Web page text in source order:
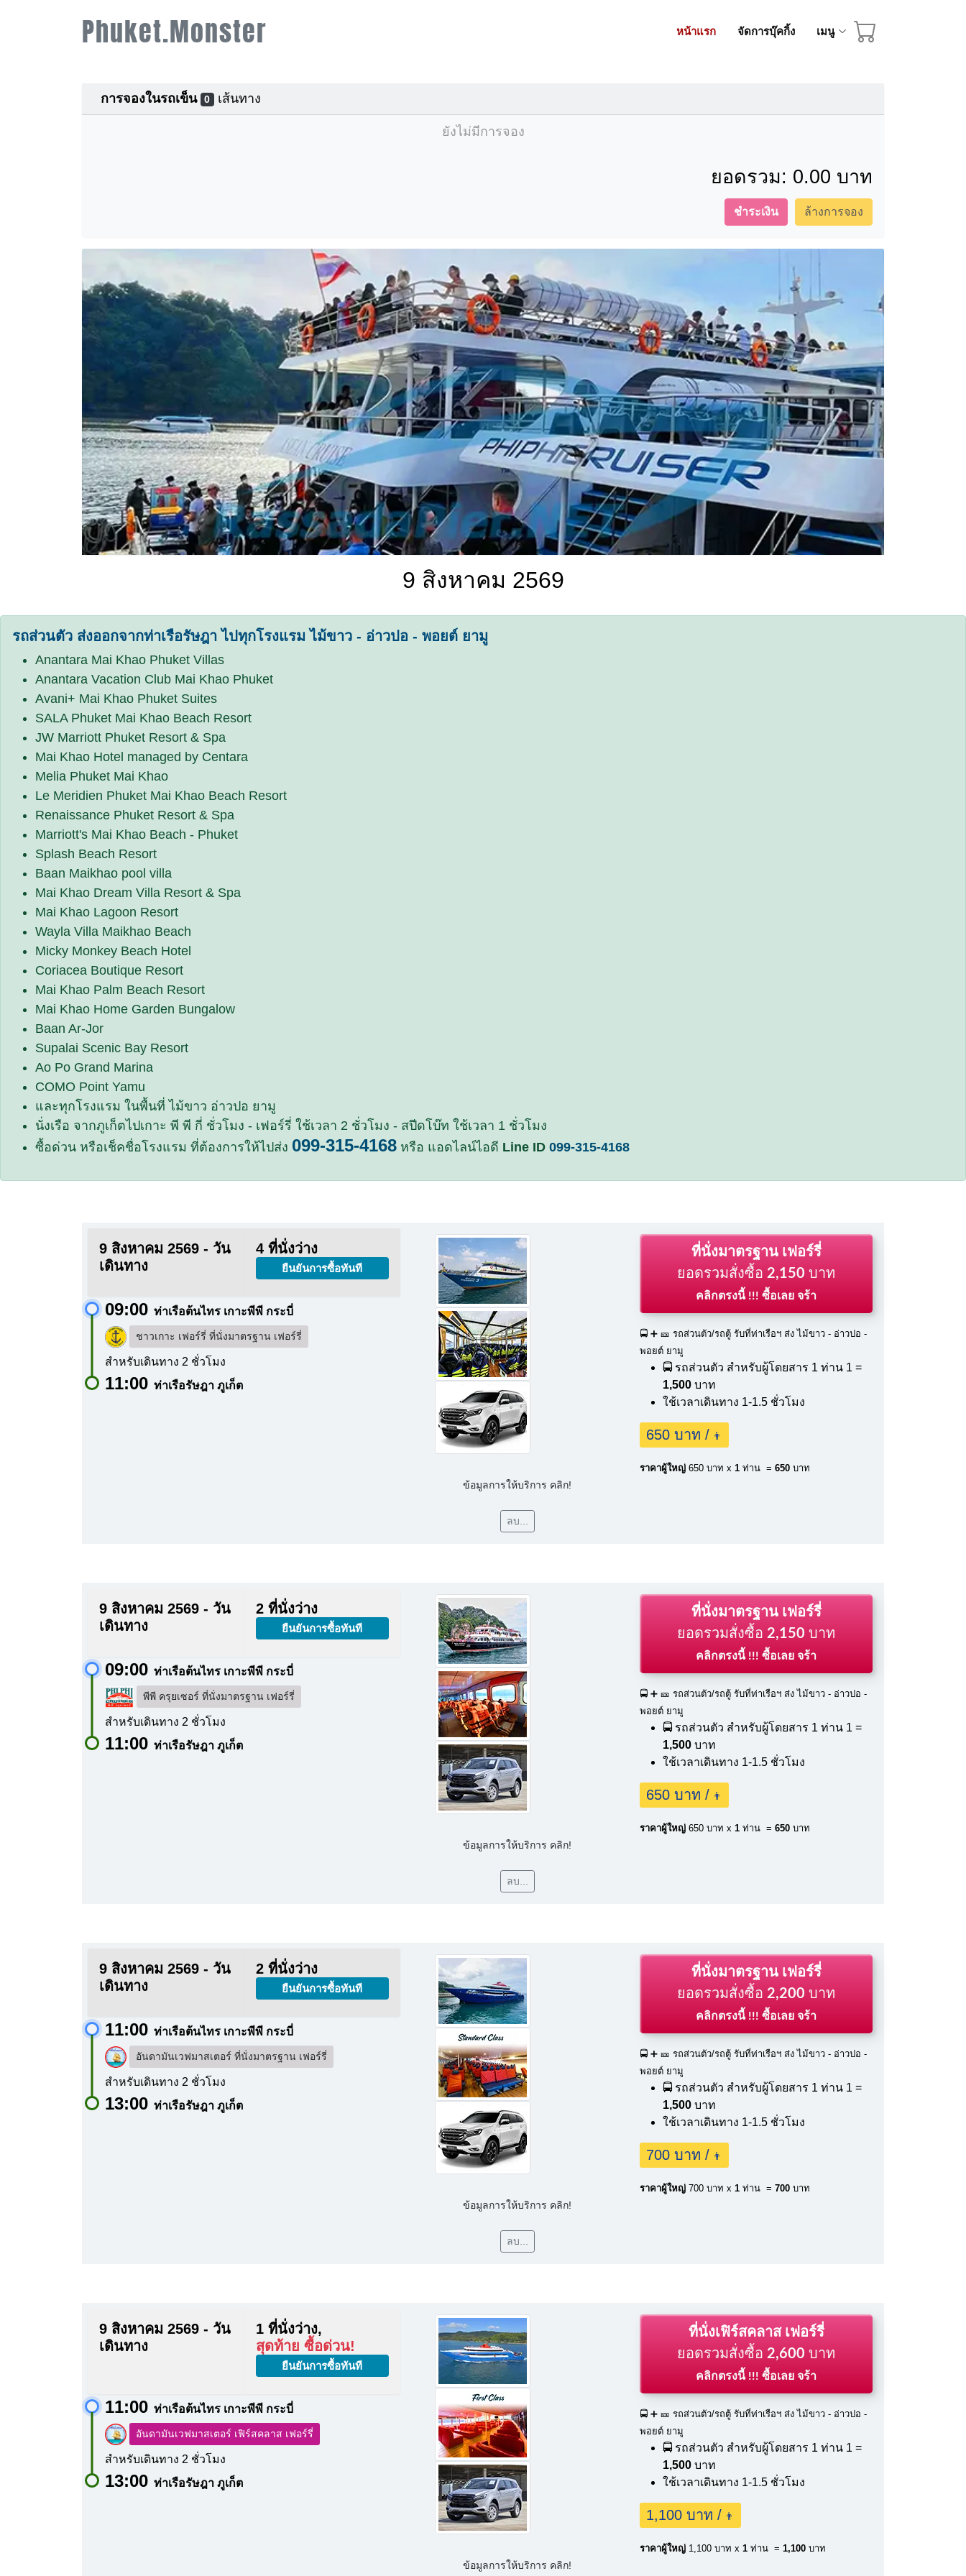
Phuket.Monster หน้าแรก จัดการบุ๊คกิ้ง เมนู
การจองในรถเข็น 0 เส้นทาง
ยังไม่มีการจอง
ยอดรวม: 0.00 บาท
ชำระเงิน ล้างการจอง
9 สิงหาคม 2569
รถส่วนตัว ส่งออกจากท่าเรือรัษฎา ไปทุกโรงแรม ไม้ขาว - อ่าวปอ - พอยต์ ยามู
Anantara Mai Khao Phuket Villas
Anantara Vacation Club Mai Khao Phuket
Avani+ Mai Khao Phuket Suites
SALA Phuket Mai Khao Beach Resort
JW Marriott Phuket Resort & Spa
Mai Khao Hotel managed by Centara
Melia Phuket Mai Khao
Le Meridien Phuket Mai Khao Beach Resort
Renaissance Phuket Resort & Spa
Marriott's Mai Khao Beach - Phuket
Splash Beach Resort
Baan Maikhao pool villa
Mai Khao Dream Villa Resort & Spa
Mai Khao Lagoon Resort
Wayla Villa Maikhao Beach
Micky Monkey Beach Hotel
Coriacea Boutique Resort
Mai Khao Palm Beach Resort
Mai Khao Home Garden Bungalow
Baan Ar-Jor
Supalai Scenic Bay Resort
Ao Po Grand Marina
COMO Point Yamu
และทุกโรงแรม ในพื้นที่ ไม้ขาว อ่าวปอ ยามู
นั่งเรือ จากภูเก็ตไปเกาะ พี พี กี่ ชั่วโมง - เฟอร์รี่ ใช้เวลา 2 ชั่วโมง - สปีดโบ๊ท ใช้เวลา 1 ชั่วโมง
ซื้อด่วน หรือเช็คชื่อโรงแรม ที่ต้องการให้ไปส่ง 099-315-4168 หรือ แอดไลน์ไอดี Line ID 099-315-4168
9 สิงหาคม 2569 - วัน
เดินทาง
4 ที่นั่งว่าง
ยืนยันการซื้อทันที
09:00 ท่าเรือต้นไทร เกาะพีพี กระบี่
ชาวเกาะ เฟอร์รี่ ที่นั่งมาตรฐาน เฟอร์รี่
สำหรับเดินทาง 2 ชั่วโมง
11:00 ท่าเรือรัษฎา ภูเก็ต
ข้อมูลการให้บริการ คลิก!
ลบ...
ที่นั่งมาตรฐาน เฟอร์รี่
ยอดรวมสั่งซื้อ 2,150 บาท
คลิกตรงนี้ !!! ซื้อเลย จร้า
🚍 ➕ 🎫 รถส่วนตัว/รถตู้ รับที่ท่าเรือฯ ส่ง ไม้ขาว - อ่าวปอ -
พอยต์ ยามู
🚍 รถส่วนตัว สำหรับผู้โดยสาร 1 ท่าน 1 =
1,500 บาท
ใช้เวลาเดินทาง 1-1.5 ชั่วโมง
650 บาท / 👨
ราคาผู้ใหญ่ 650 บาท x 1 ท่าน = 650 บาท
9 สิงหาคม 2569 - วัน
เดินทาง
2 ที่นั่งว่าง
ยืนยันการซื้อทันที
09:00 ท่าเรือต้นไทร เกาะพีพี กระบี่
พีพี ครุยเซอร์ ที่นั่งมาตรฐาน เฟอร์รี่
สำหรับเดินทาง 2 ชั่วโมง
11:00 ท่าเรือรัษฎา ภูเก็ต
ข้อมูลการให้บริการ คลิก!
ลบ...
ที่นั่งมาตรฐาน เฟอร์รี่
ยอดรวมสั่งซื้อ 2,150 บาท
คลิกตรงนี้ !!! ซื้อเลย จร้า
🚍 ➕ 🎫 รถส่วนตัว/รถตู้ รับที่ท่าเรือฯ ส่ง ไม้ขาว - อ่าวปอ -
พอยต์ ยามู
🚍 รถส่วนตัว สำหรับผู้โดยสาร 1 ท่าน 1 =
1,500 บาท
ใช้เวลาเดินทาง 1-1.5 ชั่วโมง
650 บาท / 👨
ราคาผู้ใหญ่ 650 บาท x 1 ท่าน = 650 บาท
9 สิงหาคม 2569 - วัน
เดินทาง
2 ที่นั่งว่าง
ยืนยันการซื้อทันที
11:00 ท่าเรือต้นไทร เกาะพีพี กระบี่
อันดามันเวฟมาสเตอร์ ที่นั่งมาตรฐาน เฟอร์รี่
สำหรับเดินทาง 2 ชั่วโมง
13:00 ท่าเรือรัษฎา ภูเก็ต
ข้อมูลการให้บริการ คลิก!
ลบ...
ที่นั่งมาตรฐาน เฟอร์รี่
ยอดรวมสั่งซื้อ 2,200 บาท
คลิกตรงนี้ !!! ซื้อเลย จร้า
🚍 ➕ 🎫 รถส่วนตัว/รถตู้ รับที่ท่าเรือฯ ส่ง ไม้ขาว - อ่าวปอ -
พอยต์ ยามู
🚍 รถส่วนตัว สำหรับผู้โดยสาร 1 ท่าน 1 =
1,500 บาท
ใช้เวลาเดินทาง 1-1.5 ชั่วโมง
700 บาท / 👨
ราคาผู้ใหญ่ 700 บาท x 1 ท่าน = 700 บาท
9 สิงหาคม 2569 - วัน
เดินทาง
1 ที่นั่งว่าง,
สุดท้าย ซื้อด่วน!
ยืนยันการซื้อทันที
11:00 ท่าเรือต้นไทร เกาะพีพี กระบี่
อันดามันเวฟมาสเตอร์ เฟิร์สคลาส เฟอร์รี่
สำหรับเดินทาง 2 ชั่วโมง
13:00 ท่าเรือรัษฎา ภูเก็ต
ข้อมูลการให้บริการ คลิก!
ที่นั่งเฟิร์สคลาส เฟอร์รี่
ยอดรวมสั่งซื้อ 2,600 บาท
คลิกตรงนี้ !!! ซื้อเลย จร้า
🚍 ➕ 🎫 รถส่วนตัว/รถตู้ รับที่ท่าเรือฯ ส่ง ไม้ขาว - อ่าวปอ -
พอยต์ ยามู
🚍 รถส่วนตัว สำหรับผู้โดยสาร 1 ท่าน 1 =
1,500 บาท
ใช้เวลาเดินทาง 1-1.5 ชั่วโมง
1,100 บาท / 👨
ราคาผู้ใหญ่ 1,100 บาท x 1 ท่าน = 1,100 บาท